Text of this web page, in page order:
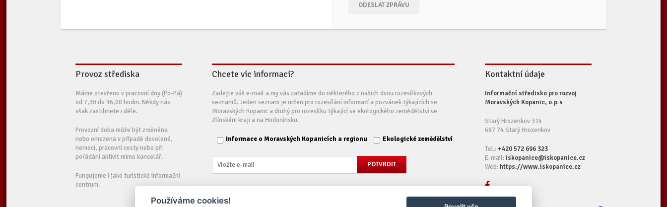
ODESLAT ZPRÁVU
Provoz střediska
Máme otevřeno v pracovní dny (Po-Pá)
od 7,30 do 16,00 hodin. Někdy nás
však zastihnete i déle.
Provozní doba může být změněna
nebo omezena v případě dovolené,
nemoci, pracovní cesty nebo při
pořádání aktivit mimo kancelář.
Fungujeme i jako turistické informační
centrum.
Chcete víc informací?
Zadejte váš e-mail a my vás zařadíme do některého z našich dvou rozesílkových
seznamů. Jeden seznam je určen pro rozesílání informací a pozvánek týkajících se
Moravských Kopanic a druhý pro rozesílku týkající se ekologického zemědělství ve
Zlínském kraji a na Hodonínsku.
Informace o Moravských Kopanicích a regionu Ekologické zemědělství
Kontaktní údaje
Informační středisko pro rozvoj
Moravských Kopanic, o.p.s
Starý Hrozenkov 314
687 74 Starý Hrozenkov
Tel.: +420 572 696 323
E-mail:iskopanice@iskopanice.cz
Web: https://www.iskopanice.cz
Používáme cookies!